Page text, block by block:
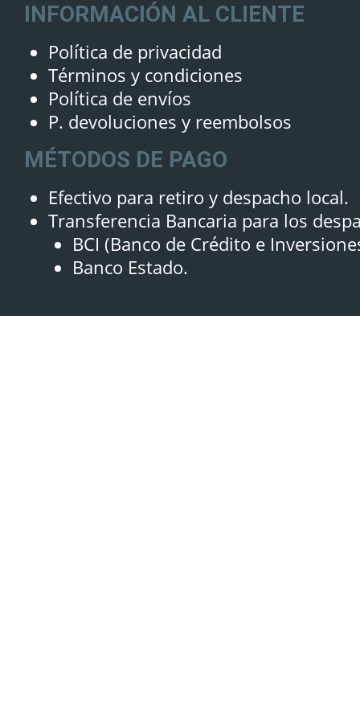
INFORMACIÓN AL CLIENTE
Política de privacidad
Términos y condiciones
Política de envíos
P. devoluciones y reembolsos
MÉTODOS DE PAGO
Efectivo para retiro y despacho local.
Transferencia Bancaria para los
BCI (Banco de Crédito e
Banco Estado.